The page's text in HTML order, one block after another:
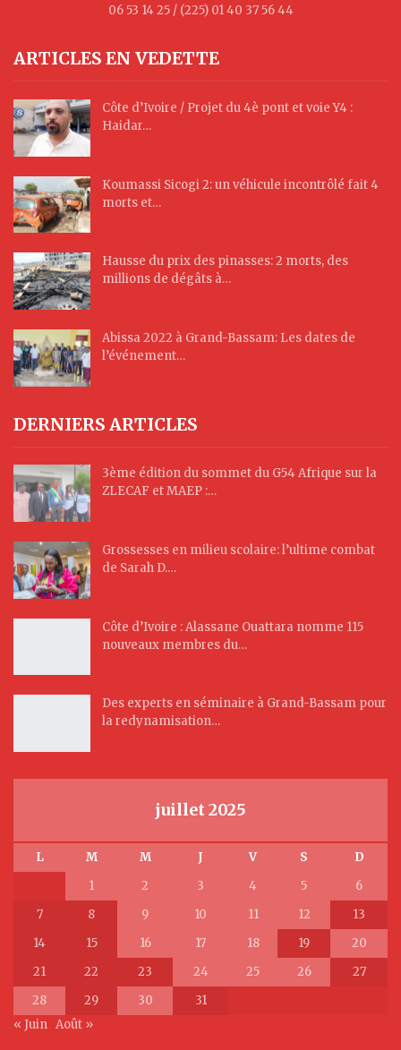
06 53 14 25 / (225) 01 40 37 56 44
ARTICLES EN VEDETTE
Côte d’Ivoire / Projet du 4è pont et voie Y4 :
Haidar…
Koumassi Sicogi 2: un véhicule incontrôlé fait 4
morts et…
Hausse du prix des pinasses: 2 morts, des
millions de dégâts à…
Abissa 2022 à Grand-Bassam: Les dates de
l’événement…
DERNIERS ARTICLES
3ème édition du sommet du G54 Afrique sur la
ZLECAF et MAEP :…
Grossesses en milieu scolaire: l’ultime combat
de Sarah D.…
Côte d’Ivoire : Alassane Ouattara nomme 115
nouveaux membres du…
Des experts en séminaire à Grand-Bassam pour
la redynamisation…
juillet 2025
L M M J V S
D
1
2 3 4 5
6
7
8 9 10 11 12
13
14
15 16 17 18 19
20
21
22 23 24 25 26
27
28
29 30
31
« Juin Août »